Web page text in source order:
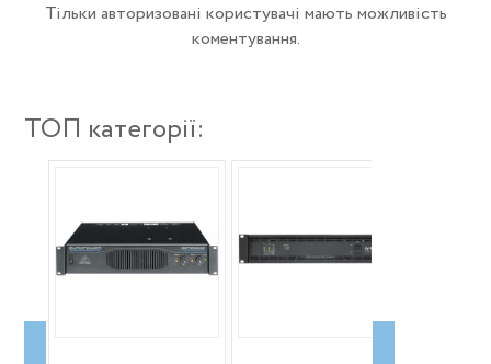
Тільки авторизовані користувачі мають можливість
коментування.
ТОП категорії: